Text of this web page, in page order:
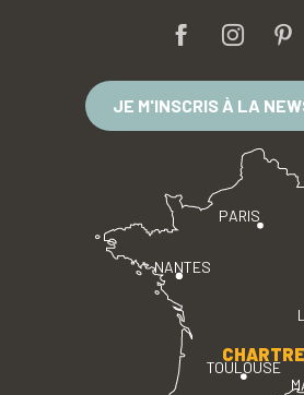
JE M'INSCRIS À LA
PARIS
TOULOUSE
NANTES